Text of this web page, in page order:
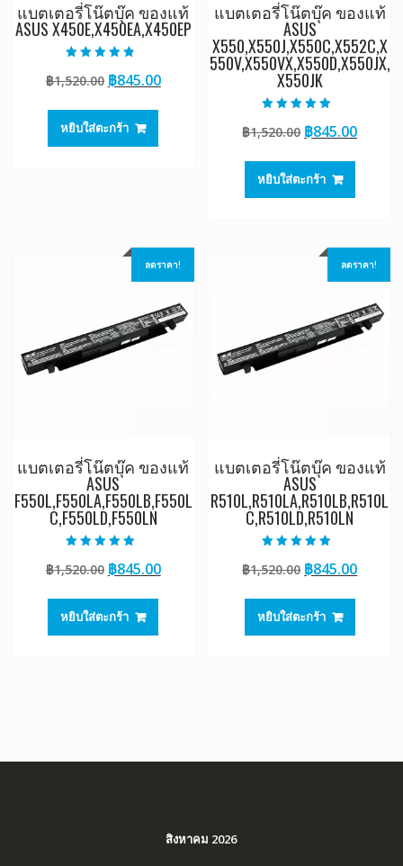
แบตเตอรี่โน๊ตบุ๊ค ของแท้
ASUS X450E,X450EA,X450EP
4.50
ตั้งแต่ 1-5
฿1,520.00 Original
was:
฿1,520.00.
฿845.00Current
หยิบใส่ตะกร้า
แบตเตอรี่โน๊ตบุ๊ค ของแท้
ASUS
X550,X550J,X550C,X552C,X
550V,X550VX,X550D,X550JX,
X550JK
5.00
ตั้งแต่ 1-5
฿1,520.00 Original
was:
฿1,520.00.
฿845.00
หยิบใส่ตะกร้า
ลดราคา!
แบตเตอรี่โน๊ตบุ๊ค ของแท้
ASUS
F550L,F550LA,F550LB,F550L
C,F550LD,F550LN
5.00
ตั้งแต่ 1-5
฿1,520.00 Original
was:
฿1,520.00.
฿845.00Current
หยิบใส่ตะกร้า
ลดราคา!
แบตเตอรี่โน๊ตบุ๊ค ของแท้
ASUS
R510L,R510LA,R510LB,R510L
C,R510LD,R510LN
4.50
ตั้งแต่ 1-5
฿1,520.00 Original
was:
฿1,520.00.
฿845.00
หยิบใส่ตะกร้า
สิงหาคม 2026